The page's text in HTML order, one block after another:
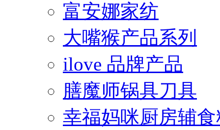
富安娜家纺
大嘴猴产品系列
ilove 品牌产品
膳魔师锅具刀具
幸福妈咪厨房辅